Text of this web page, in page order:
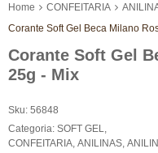
Home CONFEITARIA
Corante Soft Gel Beca Milano
Corante Soft Gel
25g - Mix
Sku: 56848
Categoria: SOFT GEL
CONFEITARIA ANILINAS